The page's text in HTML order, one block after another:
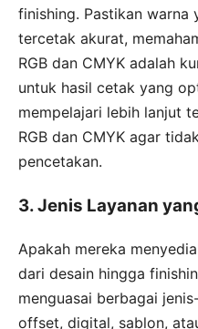
finishing. Pastikan warna
tercetak akurat,
RGB dan CMYK adalah
untuk hasil cetak yang
mempelajari lebih lanjut
RGB dan CMYK agar
pencetakan.
3. Jenis Layanan
Apakah mereka
dari desain hingga
menguasai berbagai
offset, digital, sablon,